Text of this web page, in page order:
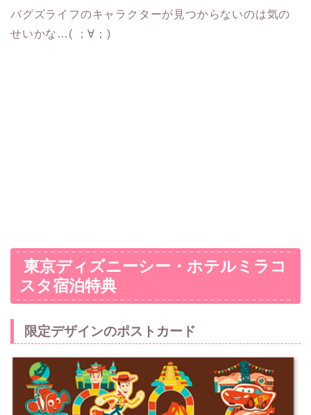
バグズライフのキャラクターが見つからないのは気の
せいかな…( ；∀；)
東京ディズニーシー・ホテルミラコ
スタ宿泊特典
限定デザインのポストカード